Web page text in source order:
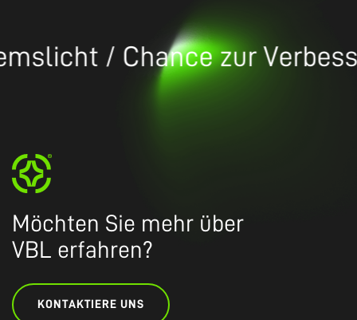
/ Chance zur
Möchten Sie mehr über
VBL erfahren?
KONTAKTIERE UNS